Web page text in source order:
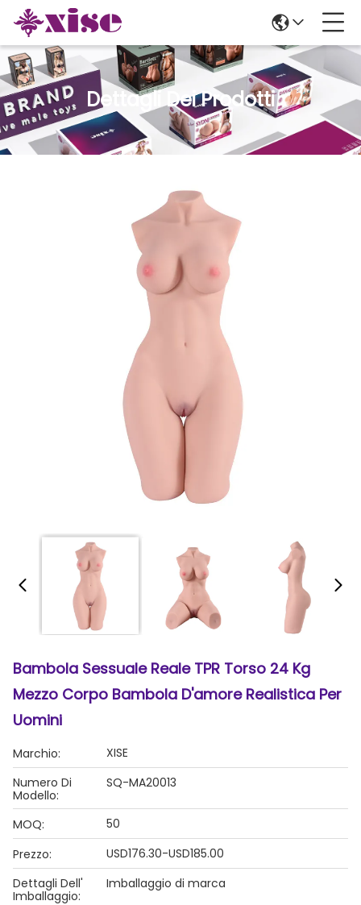
Dettagli Dei Prodotti
Bambola Sessuale Reale TPR Torso 24 Kg
Mezzo Corpo Bambola D'amore Realistica Per
Uomini
Marchio:
XISE
Numero Di
Modello:
SQ-MA20013
MOQ:
50
Prezzo:
USD176.30-USD185.00
Dettagli Dell'
Imballaggio:
Imballaggio di marca